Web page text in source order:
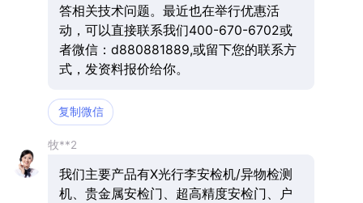
答相关技术问题。最近也在举行优惠活
动，可以直接联系我们400-670-6702或
者微信：d880881889,或留下您的联系方
式，发资料报价给你。
复制微信
牧**2
我们主要产品有X光行李安检机/异物检测
机、贵金属安检门、超高精度安检门、户